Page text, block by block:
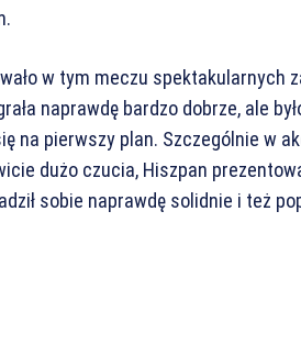
w tym meczu spektakularnych
naprawdę bardzo dobrze, ale
na pierwszy plan. Szczególnie w
dużo czucia, Hiszpan
sobie naprawdę solidnie i też